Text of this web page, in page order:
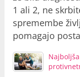
1 ali 2, ne
spremembe
pomagajo